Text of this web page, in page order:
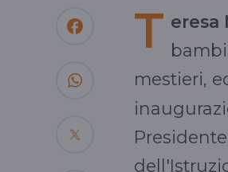
T eresa
mestieri,